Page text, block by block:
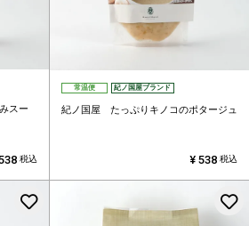
スー
税込
常温便 紀ノ国屋ブランド
紀ノ国屋 たっぷりキノコのポタージュ
¥ 538 税込